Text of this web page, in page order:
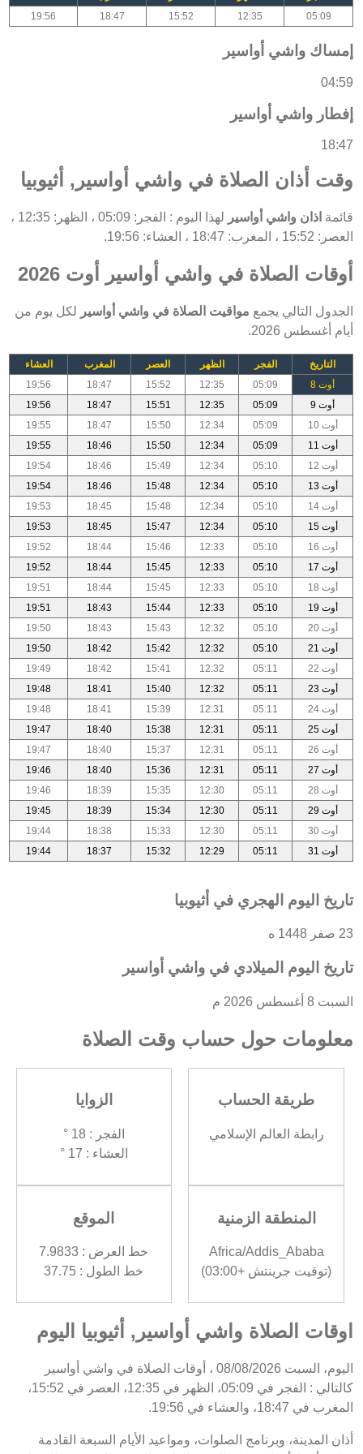
05:09
12:35
15:52
18:47
19:56
إمساك واشي أواسير
04:59
إفطار واشي أواسير
18:47
وقت أذان الصلاة في واشي أواسير, أثيوبيا
قائمة اذان واشي أواسير
لهذا اليوم : الفجر: 05:09 ، الظهر: 12:35 ،
العصر: 15:52 ، المغرب: 18:47 ، العشاء: 19:56.
أوقات الصلاة في واشي أواسير أوت 2026
الجدول التالي يجمع مواقيت الصلاة في واشي أواسير لكل يوم من
أيام أغسطس 2026.
التاريخ الفجر الظهر العصر المغرب
العشاء
أوت 8
05:09
12:35
15:52
18:47
19:56
أوت 9
05:09
12:35
15:51
18:47
19:56
أوت 10
05:09
12:34
15:50
18:47
19:55
أوت 11
05:09
12:34
15:50
18:46
19:55
أوت 12
05:10
12:34
15:49
18:46
19:54
أوت 13
05:10
12:34
15:48
18:46
19:54
أوت 14
05:10
12:34
15:48
18:45
19:53
أوت 15
05:10
12:34
15:47
18:45
19:53
أوت 16
05:10
12:33
15:46
18:44
19:52
أوت 17
05:10
12:33
15:45
18:44
19:52
أوت 18
05:10
12:33
15:45
18:44
19:51
أوت 19
05:10
12:33
15:44
18:43
19:51
أوت 20
05:10
12:32
15:43
18:43
19:50
أوت 21
05:10
12:32
15:42
18:42
19:50
أوت 22
05:11
12:32
15:41
18:42
19:49
أوت 23
05:11
12:32
15:40
18:41
19:48
أوت 24
05:11
12:31
15:39
18:41
19:48
أوت 25
05:11
12:31
15:38
18:40
19:47
أوت 26
05:11
12:31
15:37
18:40
19:47
أوت 27
05:11
12:31
15:36
18:40
19:46
أوت 28
05:11
12:30
15:35
18:39
19:46
أوت 29
05:11
12:30
15:34
18:39
19:45
أوت 30
05:11
12:30
15:33
18:38
19:44
أوت 31
05:11
12:29
15:32
18:37
19:44
تاريخ اليوم الهجري في أثيوبيا
23 صفر 1448 ه
تاريخ اليوم الميلادي في واشي أواسير
السبت 8 أغسطس 2026 م
معلومات حول حساب وقت الصلاة
طريقة الحساب
رابطة العالم الإسلامي
الزوايا
الفجر : 18 °
العشاء : 17 °
المنطقة الزمنية
Africa/Addis_Ababa
(توقيت جرينتش +03:00)
الموقع
خط العرض : 7.9833
خط الطول : 37.75
اوقات الصلاة واشي أواسير, أثيوبيا اليوم
اليوم، السبت 08/08/2026 ، أوقات الصلاة في واشي أواسير
كالتالي : الفجر في 05:09، الظهر في 12:35، العصر في 15:52،
المغرب في 18:47، والعشاء في 19:56.
أذان المدينة، وبرنامج الصلوات، ومواعيد الأيام السبعة القادمة